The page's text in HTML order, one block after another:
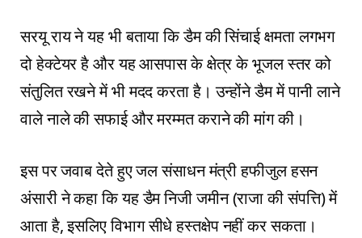
सरयू राय ने यह भी बताया कि डैम की सिंचाई क्षमता लगभग
दो हेक्टेयर है और यह आसपास के क्षेत्र के भूजल स्तर को
संतुलित रखने में भी मदद करता है। उन्होंने डैम में पानी लाने
वाले नाले की सफाई और मरम्मत कराने की मांग की।
इस पर जवाब देते हुए जल संसाधन मंत्री हफीजुल हसन
अंसारी ने कहा कि यह डैम निजी जमीन (राजा की संपत्ति) में
आता है, इसलिए विभाग सीधे हस्तक्षेप नहीं कर सकता।